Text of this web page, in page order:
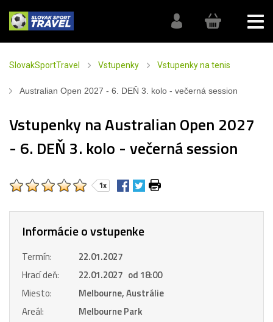
SlovakSportTravel Vstupenky Vstupenky na tenis
Australian Open 2027 - 6. DEŇ 3. kolo - večerná session
Vstupenky na Australian Open 2027
- 6. DEŇ 3. kolo - večerná session
1x
Informácie o vstupenke
Termín:
22.01.2027
Hrací deň:
22.01.2027 od 18:00
Miesto:
Melbourne, Austrálie
Areál:
Melbourne Park